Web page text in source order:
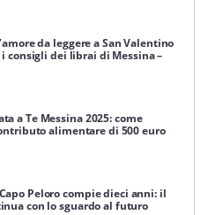
da leggere a San Valentino
i consigli dei librai di Messina –
a Te Messina 2025: come
alimentare di 500 euro
Peloro compie dieci anni: il
con lo sguardo al futuro